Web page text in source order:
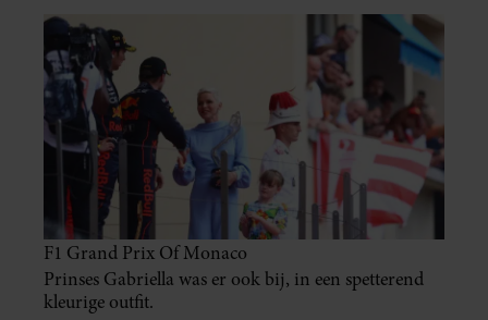
F1 Grand Prix Of Monaco
Prinses Gabriella was er ook bij, in een spetterend
kleurige outfit.